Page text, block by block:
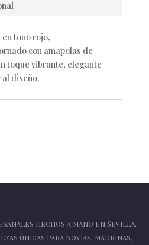
tono rojo,
con amapolas de
toque vibrante, elegante
diseño.
hechos a mano en Sevilla.
únicas para novias, madrinas,